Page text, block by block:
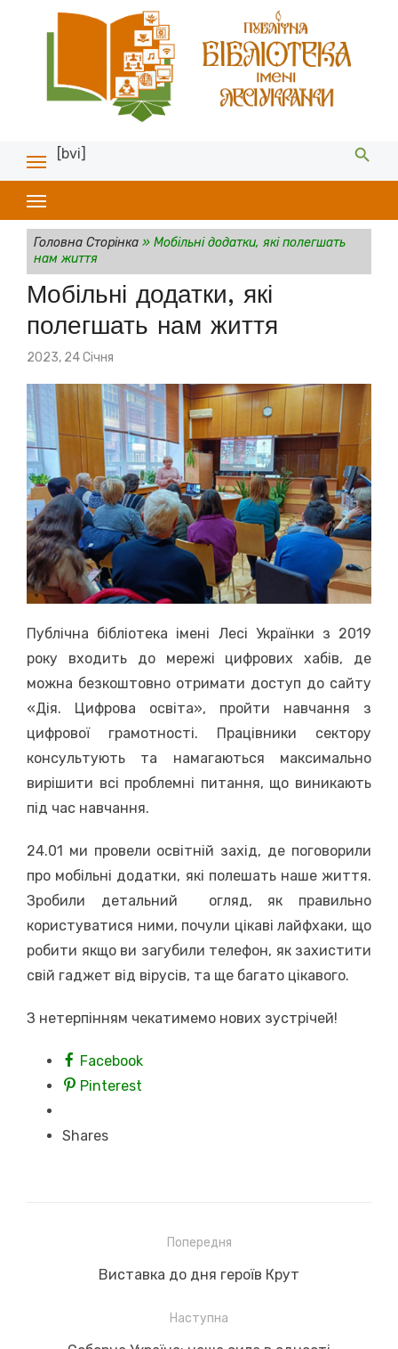
[bvi]
Головна Сторінка» Мобільні додатки, які полегшать
нам життя
Мобільні додатки, які
полегшать нам життя
Posted
2023, 24 Січня
Публічна бібліотека імені Лесі Українки з 2019
року входить до мережі цифрових хабів, де
можна безкоштовно отримати доступ до сайту
«Дія. Цифрова освіта», пройти навчання з
цифрової грамотності. Працівники сектору
консультують та намагаються максимально
вирішити всі проблемні питання, що виникають
під час навчання.
24.01 ми провели освітній захід, де поговорили
про мобільні додатки, які полешать наше життя.
Зробили детальний огляд, як правильно
користуватися ними, почули цікаві лайфхаки, що
робити якщо ви загубили телефон, як захистити
свій гаджет від вірусів, та ще багато цікавого.
З нетерпінням чекатимемо нових зустрічей!
Facebook
Pinterest
Shares
записів
Попередня
Previous
Виставка до дня героїв Крут
Наступна